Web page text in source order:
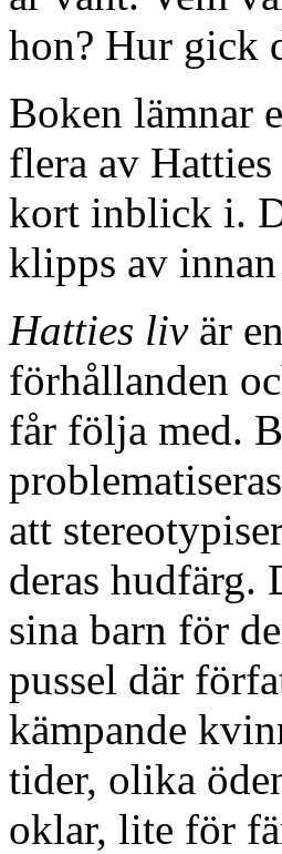
hon? Hur gick
Boken lämnar
flera av
kort inblick i.
klipps av
Hatties livär
förhållanden
får följa med.
att
deras hudfärg.
sina barn för
pussel där
kämpande
tider, olika
oklar, lite för